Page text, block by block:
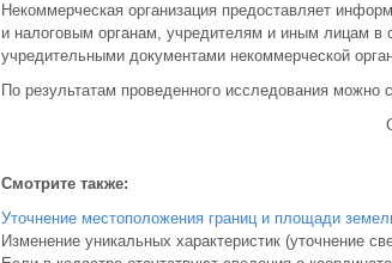
Некоммерческая организация предоставляет
и налоговым органам, учредителям и иным лицам в
учредительными документами некоммерческой
По результатам проведенного исследования
Смотрите также:
Уточнение местоположения границ и площади
Изменение уникальных характеристик (уточнение